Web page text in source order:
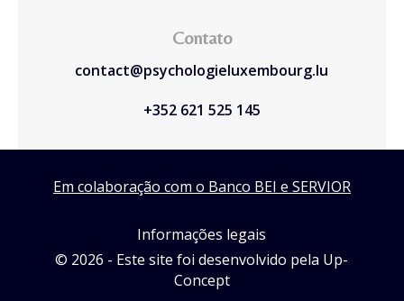
Contato
contact@psychologieluxembourg.lu
+352 621 525 145
Em colaboração com o Banco BEI e SERVIOR
Informações legais
© 2026 - Este site foi desenvolvido pela Up-
Concept